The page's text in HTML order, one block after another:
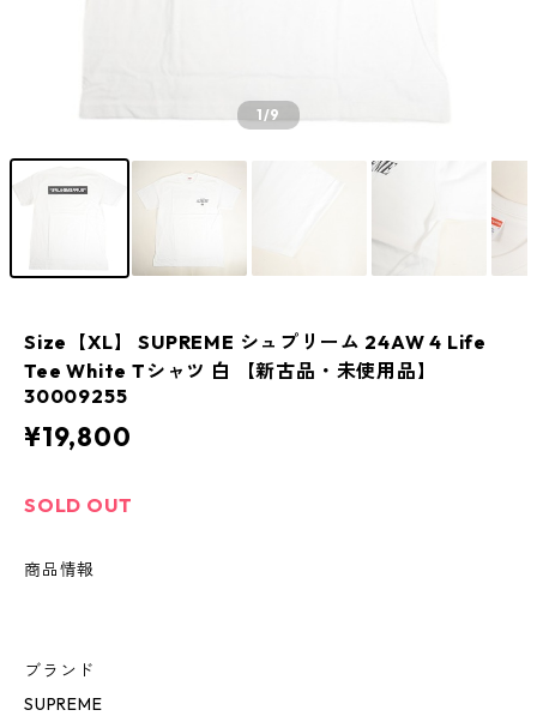
1/9
Size【XL】 SUPREME シュプリーム 24AW 4 Life
Tee White Tシャツ 白 【新古品・未使用品】
30009255
¥19,800
SOLD OUT
商品情報
ブランド
SUPREME